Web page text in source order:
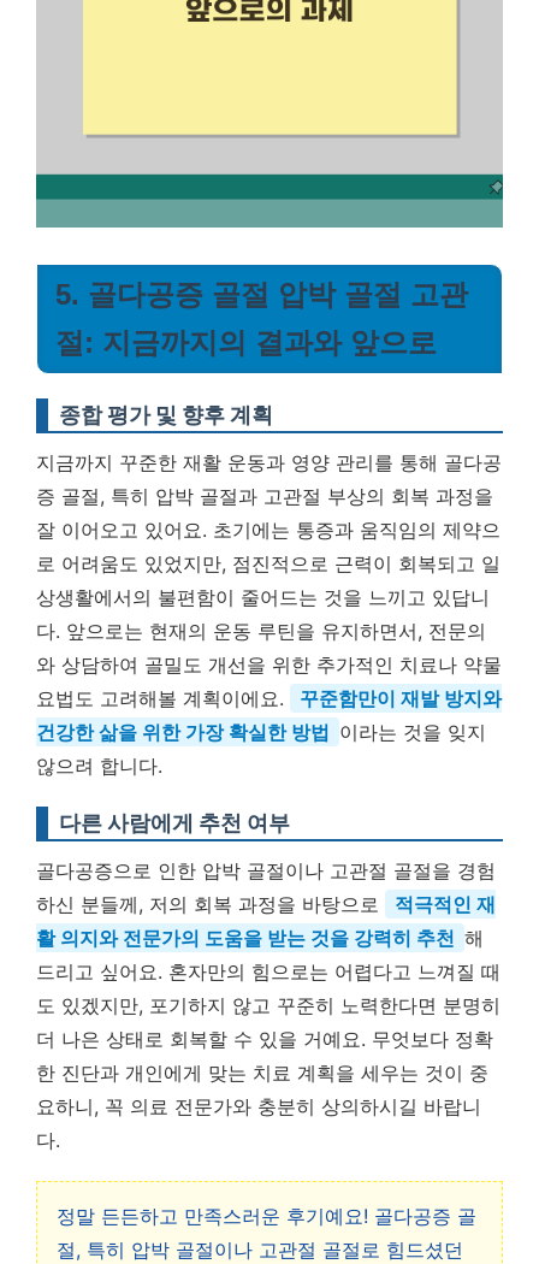
5. 골다공증 골절 압박 골절 고관
절: 지금까지의 결과와 앞으로
종합 평가 및 향후 계획
지금까지 꾸준한 재활 운동과 영양 관리를 통해 골다공
증 골절, 특히 압박 골절과 고관절 부상의 회복 과정을
잘 이어오고 있어요. 초기에는 통증과 움직임의 제약으
로 어려움도 있었지만, 점진적으로 근력이 회복되고 일
상생활에서의 불편함이 줄어드는 것을 느끼고 있답니
다. 앞으로는 현재의 운동 루틴을 유지하면서, 전문의
와 상담하여 골밀도 개선을 위한 추가적인 치료나 약물
요법도 고려해볼 계획이에요.
꾸준함만이 재발 방지와
건강한 삶을 위한 가장 확실한 방법 이라는 것을 잊지
않으려 합니다.
다른 사람에게 추천 여부
골다공증으로 인한 압박 골절이나 고관절 골절을 경험
하신 분들께, 저의 회복 과정을 바탕으로
적극적인 재
활 의지와 전문가의 도움을 받는 것을 강력히 추천 해
드리고 싶어요. 혼자만의 힘으로는 어렵다고 느껴질 때
도 있겠지만, 포기하지 않고 꾸준히 노력한다면 분명히
더 나은 상태로 회복할 수 있을 거예요. 무엇보다 정확
한 진단과 개인에게 맞는 치료 계획을 세우는 것이 중
요하니, 꼭 의료 전문가와 충분히 상의하시길 바랍니
다.
정말 든든하고 만족스러운 후기예요! 골다공증 골
절, 특히 압박 골절이나 고관절 골절로 힘드셨던